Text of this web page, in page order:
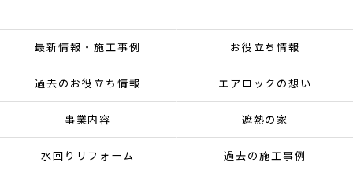
最新情報・施工事例 お役立ち情報
過去のお役立ち情報 エアロックの想い
事業内容 遮熱の家
水回りリフォーム 過去の施工事例